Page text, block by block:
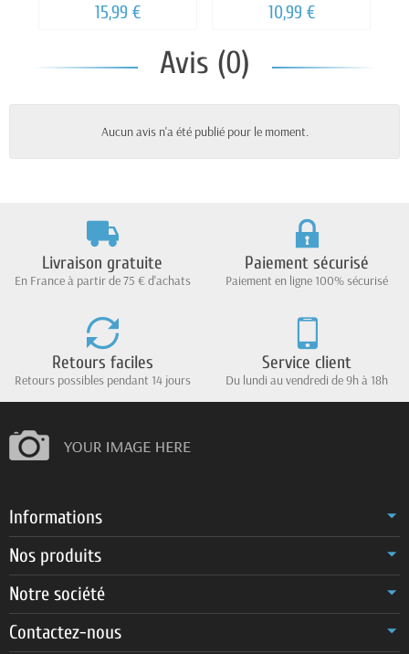
15,99 € 10,99 €
Avis (0)
Aucun avis n'a été publié pour le moment.
Livraison gratuite
En France à partir de 75 € d'achats
Paiement sécurisé
Paiement en ligne 100% sécurisé
Retours faciles
Retours possibles pendant 14 jours
Service client
Du lundi au vendredi de 9h à 18h
Informations
Nos produits
Notre société
Contactez-nous